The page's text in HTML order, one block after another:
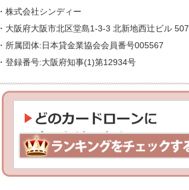
・株式会社シンディー
・大阪府大阪市北区堂島1-3-3 北新地西辻ビル 507
・所属団体:日本貸金業協会会員番号005567
・登録番号:大阪府知事(1)第12934号